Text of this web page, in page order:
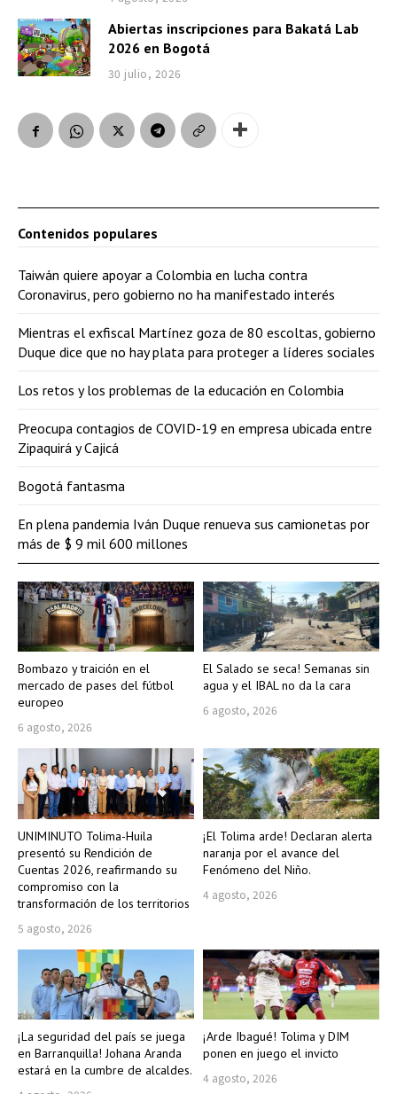
Abiertas inscripciones para Bakatá Lab
2026 en Bogotá
30 julio, 2026
Bombazo y traición en el
mercado de pases del fútbol
europeo
6 agosto, 2026
El Salado se seca! Semanas sin
agua y el IBAL no da la cara
6 agosto, 2026
UNIMINUTO Tolima-Huila
presentó su Rendición de
Cuentas 2026, reafirmando su
compromiso con la
transformación de los territorios
5 agosto, 2026
¡El Tolima arde! Declaran alerta
naranja por el avance del
Fenómeno del Niño.
4 agosto, 2026
¡La seguridad del país se juega
en Barranquilla! Johana Aranda
estará en la cumbre de alcaldes.
¡Arde Ibagué! Tolima y DIM
ponen en juego el invicto
4 agosto, 2026
Contenidos populares
Taiwán quiere apoyar a Colombia en lucha contra
Coronavirus, pero gobierno no ha manifestado interés
Mientras el exfiscal Martínez goza de 80 escoltas, gobierno
Duque dice que no hay plata para proteger a líderes sociales
Los retos y los problemas de la educación en Colombia
Preocupa contagios de COVID-19 en empresa ubicada entre
Zipaquirá y Cajicá
Bogotá fantasma
En plena pandemia Iván Duque renueva sus camionetas por
más de $ 9 mil 600 millones